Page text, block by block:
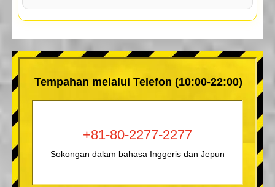
Tempahan melalui Telefon (10:00-22:00)
+81-80-2277-2277
Sokongan dalam bahasa Inggeris dan Jepun